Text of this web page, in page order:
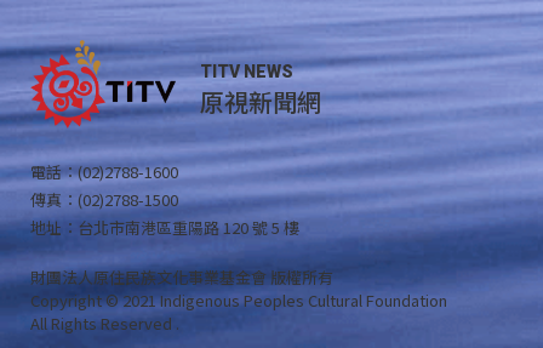
TITV NEWS
原視新聞網
電話：(02)2788-1600
傳真：(02)2788-1500
地址：台北市南港區重陽路 120 號 5 樓
財團法人原住民族文化事業基金會 版權所有
Copyright © 2021 Indigenous Peoples Cultural Foundation
All Rights Reserved .